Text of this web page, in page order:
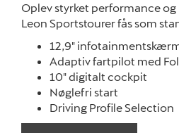
Oplev styrket performance
Leon Sportstourer fås som
12,9"
Adaptiv fartpilot med
10" digitalt cockpit
Nøglefri start
Driving Profile Selection